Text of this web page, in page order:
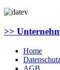
>>
Home
AGB